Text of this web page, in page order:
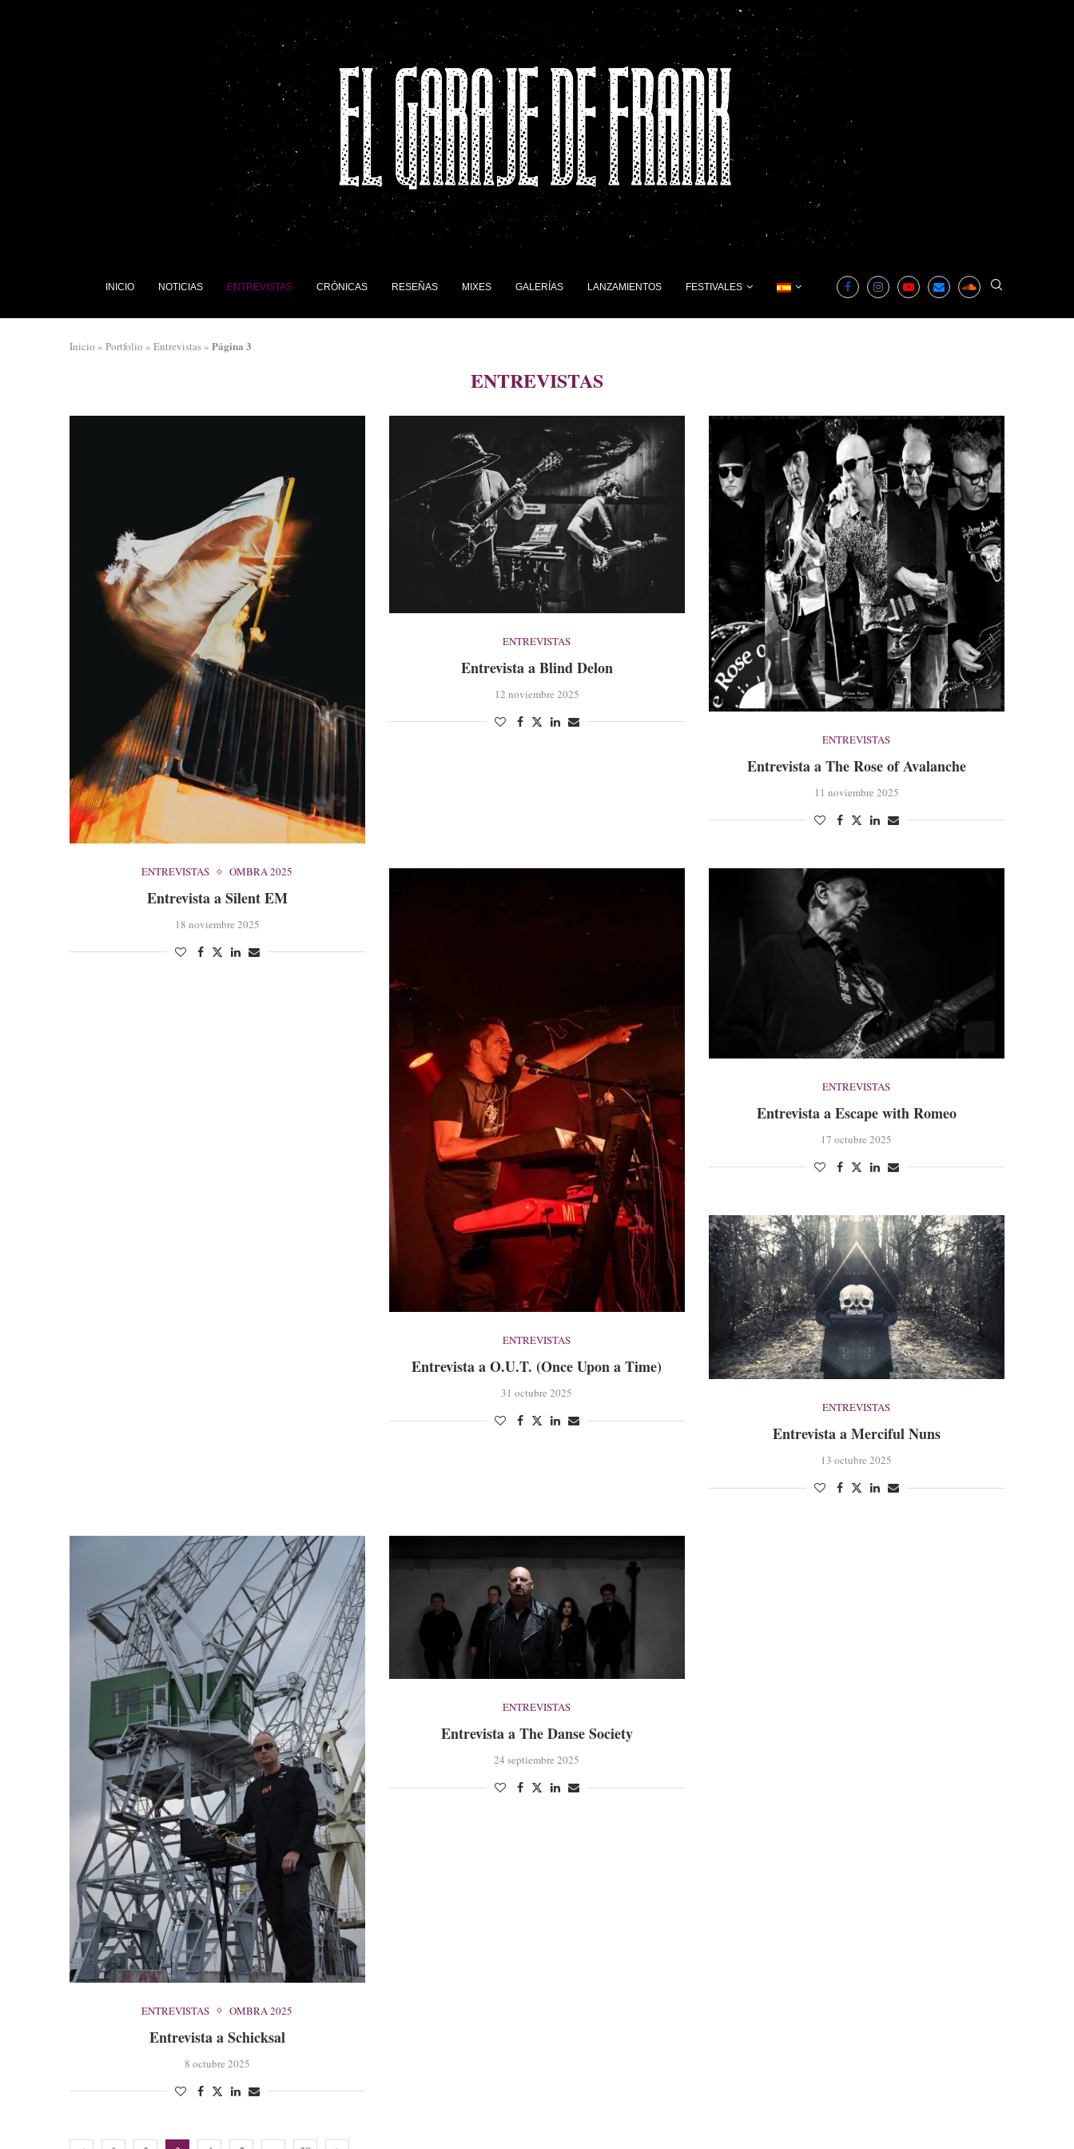
INICIO NOTICIAS ENTREVISTAS CRÓNICAS RESEÑAS MIXES GALERÍAS LANZAMIENTOS FESTIVALES
Inicio » Portfolio » Entrevistas » Página 3
ENTREVISTAS
ENTREVISTAS OMBRA 2025
Entrevista a Silent EM
18 noviembre 2025
ENTREVISTAS
Entrevista a Blind Delon
12 noviembre 2025
ENTREVISTAS
Entrevista a The Rose of Avalanche
11 noviembre 2025
ENTREVISTAS
Entrevista a O.U.T. (Once Upon a Time)
31 octubre 2025
ENTREVISTAS
Entrevista a Escape with Romeo
17 octubre 2025
ENTREVISTAS
Entrevista a Merciful Nuns
13 octubre 2025
ENTREVISTAS OMBRA 2025
Entrevista a Schicksal
8 octubre 2025
ENTREVISTAS
Entrevista a The Danse Society
24 septiembre 2025